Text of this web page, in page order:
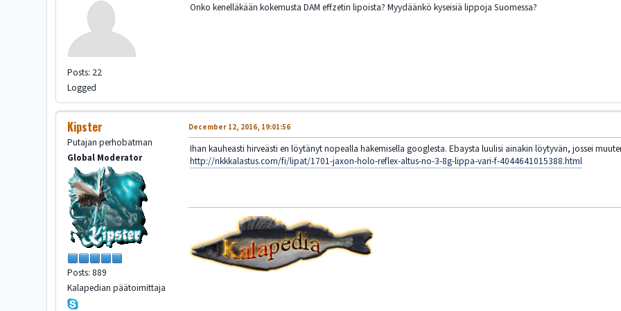
Posts: 22
Logged
Onko kenelläkään kokemusta DAM effzetin lipoista? Myydäänkö kyseisiä lippoja Suomessa?
Kipster
Putajan perhobatman
Global Moderator
Posts: 889
Kalapedian päätoimittaja
December 12, 2016, 19:01:56
Ihan kauheasti hirveästi en löytänyt nopealla hakemisella googlesta. Ebaysta luulisi ainakin löytyvän, jossei
http://nkkkalastus.com/fi/lipat/1701-jaxon-holo-reflex-altus-no-3-8g-lippa-vari-f-4044641015388.html